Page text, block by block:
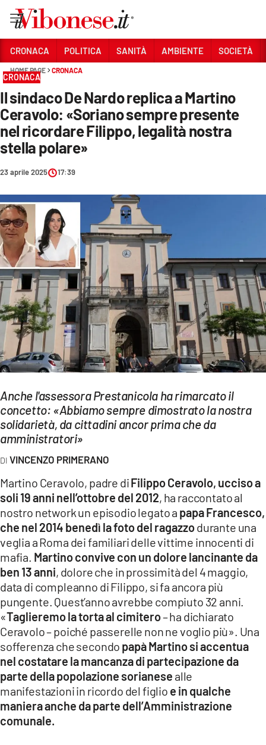
Sezioni
CRONACA
POLITICA
SANITÀ
AMBIENTE
SOCIETÀ
CULTURA
ECONOMIA E LAVORO
EVENTI
SPORT
Streaming
LAC TV
LAC ONAIR
LaC
LACTV.IT
LACONAIR.IT
LACITYMAG.IT
ILREGGINO.IT
COSENZACHANNEL.IT
ILVIBONESE.IT
CATANZAROCHANNEL.IT
LACAPITALENEWS.IT
App
CRONACA POLITICA SANITÀ AMBIENTE SOCIETÀ
HOME PAGE CRONACA
CRONACA
Il sindaco De Nardo replica a Martino
Ceravolo: «Soriano sempre presente
nel ricordare Filippo, legalità nostra
stella polare»
23 aprile 2025 17:39
Anche l'assessora Prestanicola ha rimarcato il
concetto: «Abbiamo sempre dimostrato la nostra
solidarietà, da cittadini ancor prima che da
amministratori»
VINCENZO PRIMERANO
Martino Ceravolo, padre diFilippo Ceravolo, ucciso a
soli 19 anni nell’ottobre del 2012, ha raccontato al
nostro network un episodio legato a papa Francesco,
che nel 2014 benedì la foto del ragazzodurante una
veglia a Roma dei familiari delle vittime innocenti di
mafia. Martino convive con un dolore lancinante da
ben 13 anni, dolore che in prossimità del 4 maggio,
data di compleanno di Filippo, si fa ancora più
pungente. Quest’anno avrebbe compiuto 32 anni.
«Taglieremo la torta al cimitero– ha dichiarato
Ceravolo – poiché passerelle non ne voglio più». Una
sofferenza che secondo papà Martino si accentua
nel costatare la mancanza di partecipazione da
parte della popolazione sorianese alle
manifestazioni in ricordo del figlio e in qualche
maniera anche da parte dell’Amministrazione
comunale.